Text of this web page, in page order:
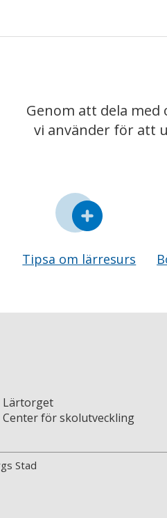
Genom att dela med
vi använder för att
Tipsa om lärresurs
Lärtorget
Center för skolutveckling
Stad